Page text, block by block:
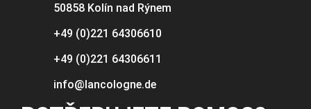
50858 Kolín nad Rýnem
+49 (0)221 64306610
+49 (0)221 64306611
info@lancologne.de